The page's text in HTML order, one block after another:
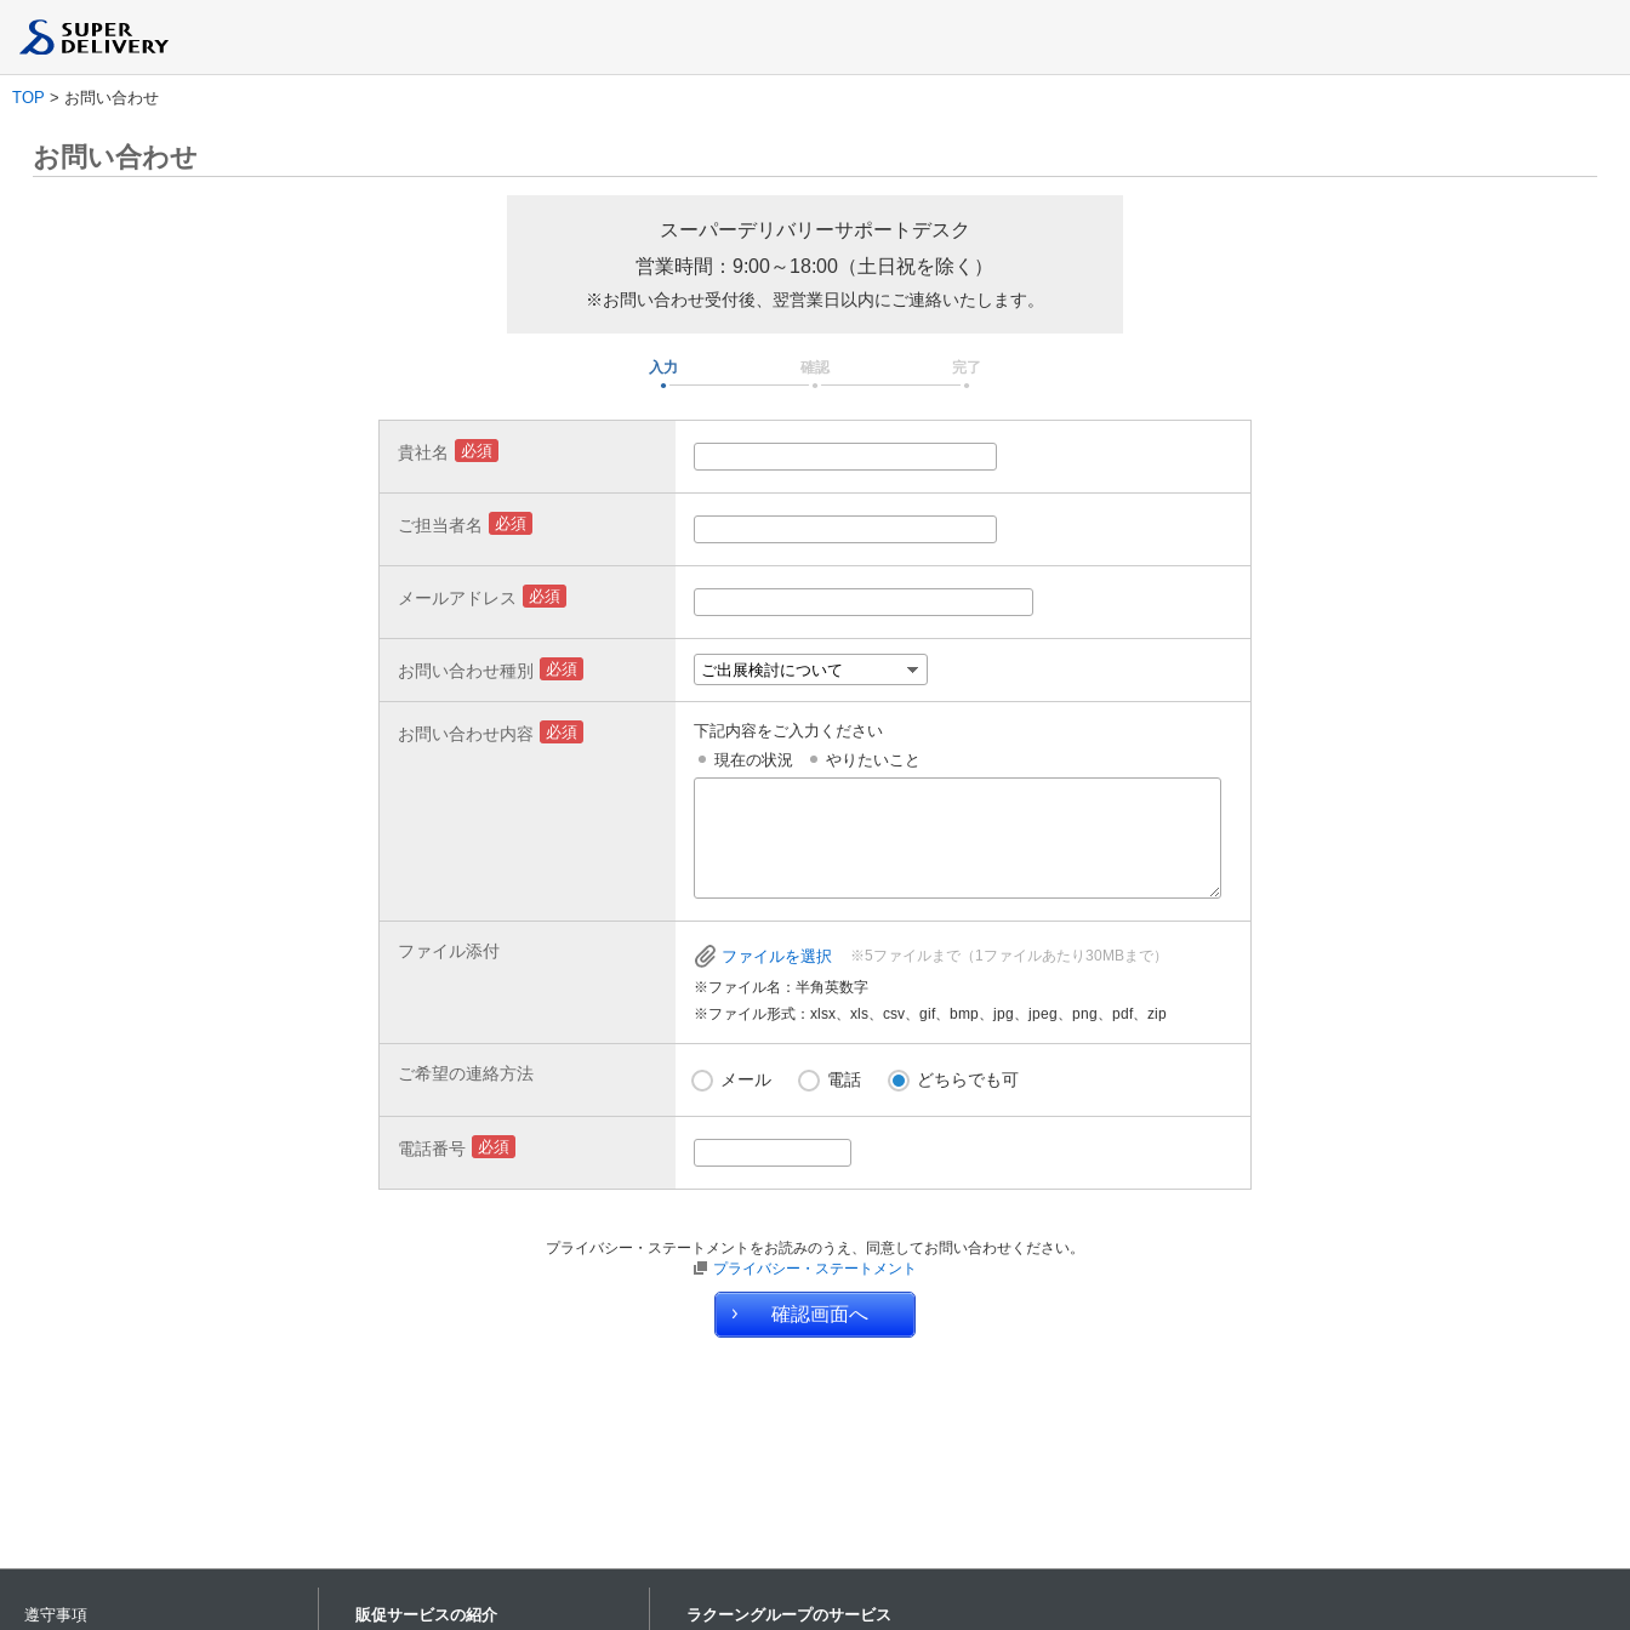
TOP > お問い合わせ
お問い合わせ
スーパーデリバリーサポートデスク
営業時間：9:00～18:00（土日祝を除く）
※お問い合わせ受付後、翌営業日以内にご連絡いたします。
入力 確認 完了
貴社名 必須
ご担当者名 必須
メールアドレス 必須
お問い合わせ種別 必須
お問い合わせ内容 必須
下記内容をご入力ください
現在の状況
やりたいこと
ファイル添付 ファイルを選択
ファイルを選択
ファイルを選択
ファイルを選択
ファイルを選択
ファイルを選択
※5ファイルまで（1ファイルあたり30MBまで）
※ファイル名：半角英数字
※ファイル形式：xlsx、xls、csv、gif、bmp、jpg、jpeg、png、pdf、zip
ご希望の連絡方法 メール 電話 どちらでも可
電話番号 必須
プライバシー・ステートメントをお読みのうえ、同意してお問い合わせください。
プライバシー・ステートメント
遵守事項 販促サービスの紹介 ラクーングループのサービス